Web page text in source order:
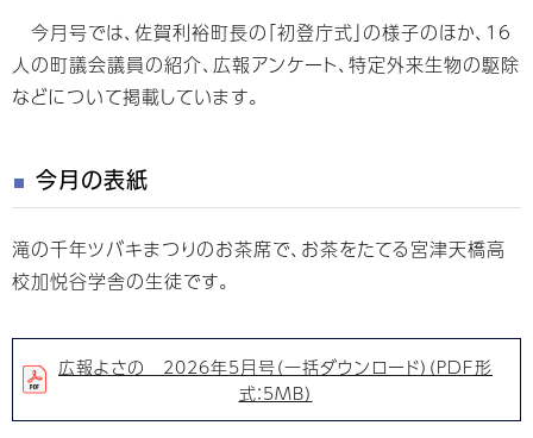
今月号では、佐賀利裕町長の「初登庁式」の様子のほか、16
人の町議会議員の紹介、広報アンケート、特定外来生物の駆除
などについて掲載しています。
今月の表紙
滝の千年ツバキまつりのお茶席で、お茶をたてる宮津天橋高
校加悦谷学舎の生徒です。
広報よさの 2026年5月号（一括ダウンロード）（PDF形
式：5MB）